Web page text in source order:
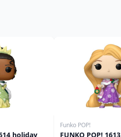
holiday
Funko POP!
FUNKO POP! 1613